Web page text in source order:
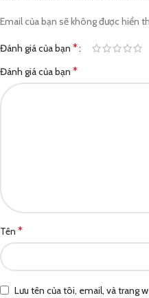
Email của bạn sẽ không được hiển
Đánh giá của bạn *
Đánh giá của bạn *
Tên *
Lưu tên của tôi, email, và trang